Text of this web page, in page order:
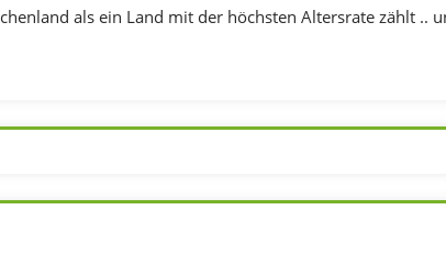
als ein Land mit der höchsten Altersrate zählt ..